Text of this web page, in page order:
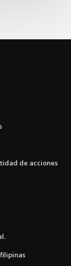
de acciones